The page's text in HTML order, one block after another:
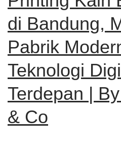
di Bandung,
Pabrik
Teknologi
Terdepan |
& Co